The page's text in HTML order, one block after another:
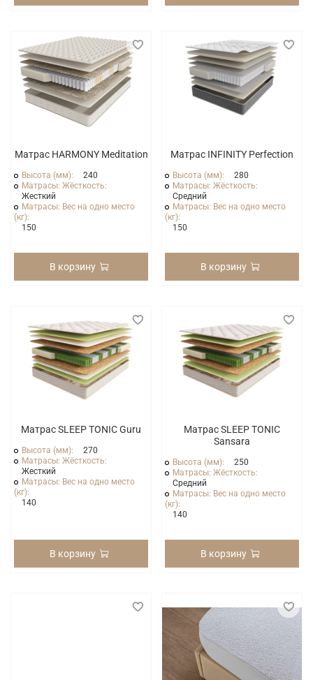
Матрас HARMONY Meditation
Высота (мм):
240
Матрасы: Жёсткость:
Жесткий
Матрасы: Вес на одно место
(кг):
150
В корзину
Матрас INFINITY Perfection
Высота (мм):
280
Матрасы: Жёсткость:
Средний
Матрасы: Вес на одно место
(кг):
150
В корзину
Матрас SLEEP TONIC Guru
Высота (мм):
270
Матрасы: Жёсткость:
Жесткий
Матрасы: Вес на одно место
(кг):
140
В корзину
Матрас SLEEP TONIC
Sansara
Высота (мм):
250
Матрасы: Жёсткость:
Средний
Матрасы: Вес на одно место
(кг):
140
В корзину